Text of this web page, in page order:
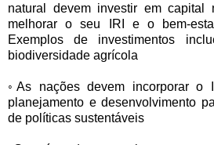
natural devem investir em capital
melhorar o seu IRI e o bem-
Exemplos de investimentos
biodiversidade agrícola
◦As nações devem incorporar o
planejamento e desenvolvimento
de políticas sustentáveis